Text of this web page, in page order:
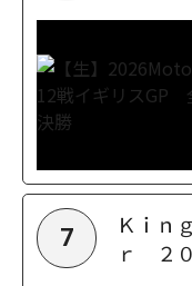
7
Ｋｉ
ｒ ２